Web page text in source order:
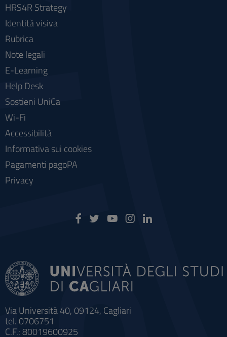
Via Università 40, 09124, Cagliari
tel. 0706751
C.F.: 80019600925
HRS4R Strategy
Identità visiva
Rubrica
Note legali
E-Learning
Help Desk
Sostieni UniCa
Wi-Fi
Accessibilità
Informativa sui cookies
Pagamenti pagoPA
Privacy